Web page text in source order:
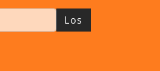
Los